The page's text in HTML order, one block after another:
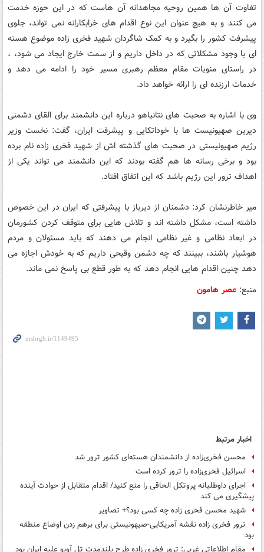
تفاوت آن ها همین روحیه مجاهدانه آن هاست که در این حوزه خدمت
می کنند و به هیچ عنوان این نوع اقدام های خرابکارانه نمی تواند، جلوی
پیشرفت کشور را بگیرد و به کمک شاگردان شهید فخری زاده موضوع هسته
ای با وجود مشکلاتی که در داخل داریم و از سمت خارج ایجاد می شود، ،
در راستای منویات مقام معظم رهبری مسیر خود را ادامه می دهد و
خدمات ارزنده ای را ارائه خواهد داد.
وی با اشاره به صحبت های نتانیاهو درباره این دانشمند برای القای دشمنی
دیرین صهیونیست ها با خوداتکایی و پیشرفت ایران، گفت: نخست وزیر
رژیم صهیونیستی در صحبت های گذشته اش از شهید فخری زاده نام برده
بود و برخی رسانه ها هم گفته بودند که این دانشمند می تواند یکی از
اهداف ترور این رژیم باشد که این اتفاق افتاد.
میر خاطرنشان کرد: دشمنان از دیرباز با پیشرفتی که ایران در این خصوص
داشته است، مشکل داشته اند و تلاش هایی برای متوقف کردن کشورمان
در ابعاد نظامی و غیر نظامی انجام می دهند که باید مسئولان و مردم
هوشیار باشند، ببینند که چه دشمن وقیحی داریم که به خودش اجازه می
دهد چنین اقدام هایی انجام دهد که به طور قطع بی پاسخ نمی ماند.
منبع: عصر هامون
اخبار مرتبط
محسن‌ فخری‌زاده از دانشمندان هسته‌ای کشور ترور شد
اسرائیل فخری‌زاده را ترور کرده است
اجرای داوطلبانه پروتکل الحاقی را منع کنید/ اقدام متقابل از حوادث آینده
پیشگیری می کند
شهید محسن فخری زاده چه کسی بود؟+ تصاویر
ترور فخری زاده نقشه آمریکایی-صیهونیستی برای برهم زدن اوضاع منطقه
بود
مقام اطلاعاتی غربی: ترور فخری زاده طرح بلندمدت تل آویو علیه ایران بود